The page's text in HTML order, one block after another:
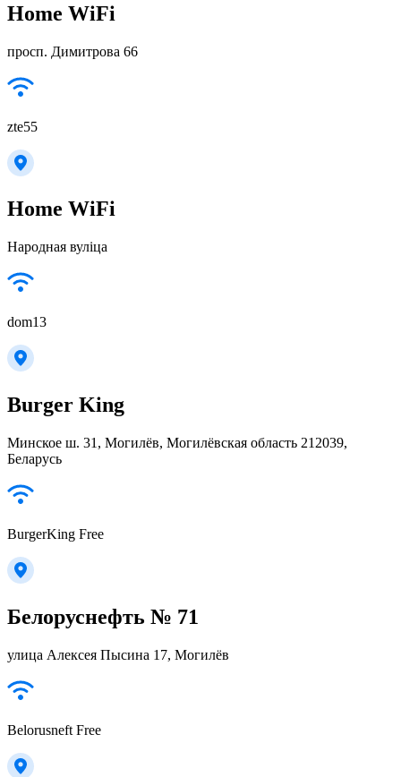
Home WiFi
просп. Димитрова 66
zte55
Home WiFi
Народная вуліца
dom13
Burger King
Минское ш. 31, Могилёв, Могилёвская область 212039,
Беларусь
BurgerKing Free
Белоруснефть № 71
улица Алексея Пысина 17, Могилёв
Belorusneft Free